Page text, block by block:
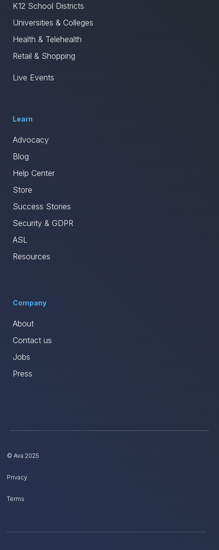
K12 School Districts
Universities & Colleges
Health & Telehealth
Retail & Shopping
Live Events
Learn
Advocacy
Blog
Help Center
Store
Success Stories
Security & GDPR
ASL
Resources
Company
About
Contact us
Jobs
Press
© Ava 2025
Privacy
Terms